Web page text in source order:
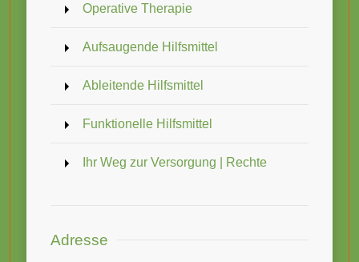
Operative Therapie
Aufsaugende Hilfsmittel
Ableitende Hilfsmittel
Funktionelle Hilfsmittel
Ihr Weg zur Versorgung | Rechte
Adresse